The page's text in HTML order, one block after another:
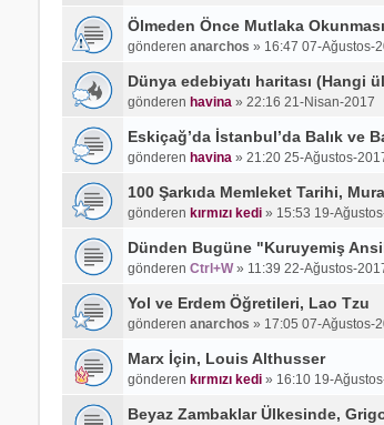
Ölmeden Önce Mutlaka
gönderen anarchos » 16:47 07-Ağustos-
Dünya edebiyatı haritası (Hangi
gönderen havina» 22:16 21-Nisan-2017
Eskiçağ’da İstanbul’da Balık ve
gönderen havina» 21:20 25-Ağustos-
100 Şarkıda Memleket Tarihi,
gönderen kırmızı kedi» 15:53 19-
Dünden Bugüne "Kuruyemiş
gönderen Ctrl+W» 11:39 22-Ağustos-
Yol ve Erdem Öğretileri, Lao Tzu
gönderen anarchos » 17:05 07-Ağustos-
Marx İçin, Louis Althusser
gönderen kırmızı kedi» 16:10 19-
Beyaz Zambaklar Ülkesinde,